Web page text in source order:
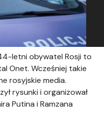
letni obywatel Rosji to
Onet. Wcześniej takie
rosyjskie media.
rysunki i organizował
Putina i Ramzana